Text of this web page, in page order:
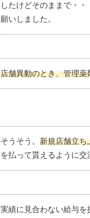
したけどそのままで・
願いしました。
店舗異動のとき、管理
そうそう。 新規店舗立ち
を払って貰えるように交
実績に見合わない給与を